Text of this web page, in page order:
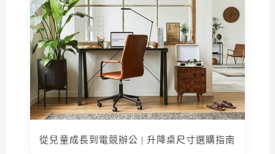
從兒童成長到電競辦公 | 升降桌尺寸選購指南